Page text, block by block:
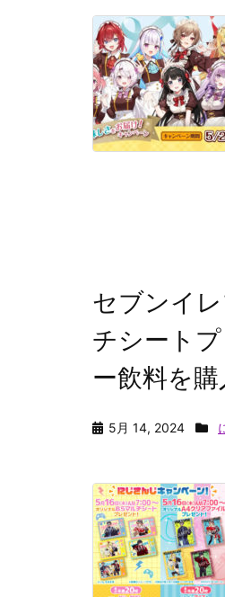
セブンイ
チシート
ー飲料を
5月 14, 2024